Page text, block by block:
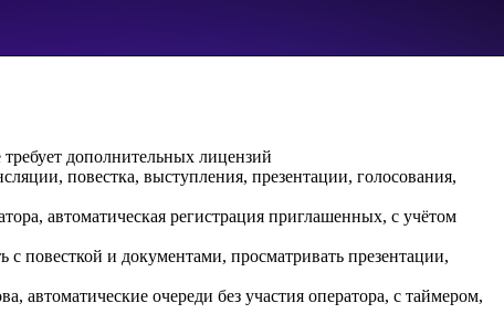
дополнительных лицензий
повестка, выступления, презентации, голосования,
автоматическая регистрация приглашенных, с учётом
повесткой и документами, просматривать презентации,
автоматические очереди без участия оператора, с таймером,